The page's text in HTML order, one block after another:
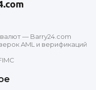
— Barry24.com
AML и верификаций